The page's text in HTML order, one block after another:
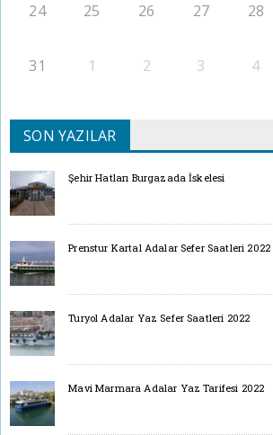
24 25 26 27 28
31 1 2 3 4
SON YAZILAR
Şehir Hatları Burgazada İskelesi
Prenstur Kartal Adalar Sefer Saatleri 2022
Turyol Adalar Yaz Sefer Saatleri 2022
Mavi Marmara Adalar Yaz Tarifesi 2022